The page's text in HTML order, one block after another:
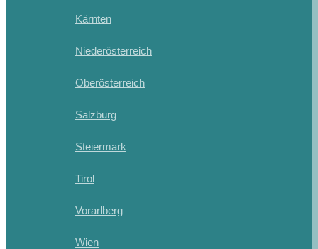
Kärnten
Niederösterreich
Oberösterreich
Salzburg
Steiermark
Tirol
Vorarlberg
Wien